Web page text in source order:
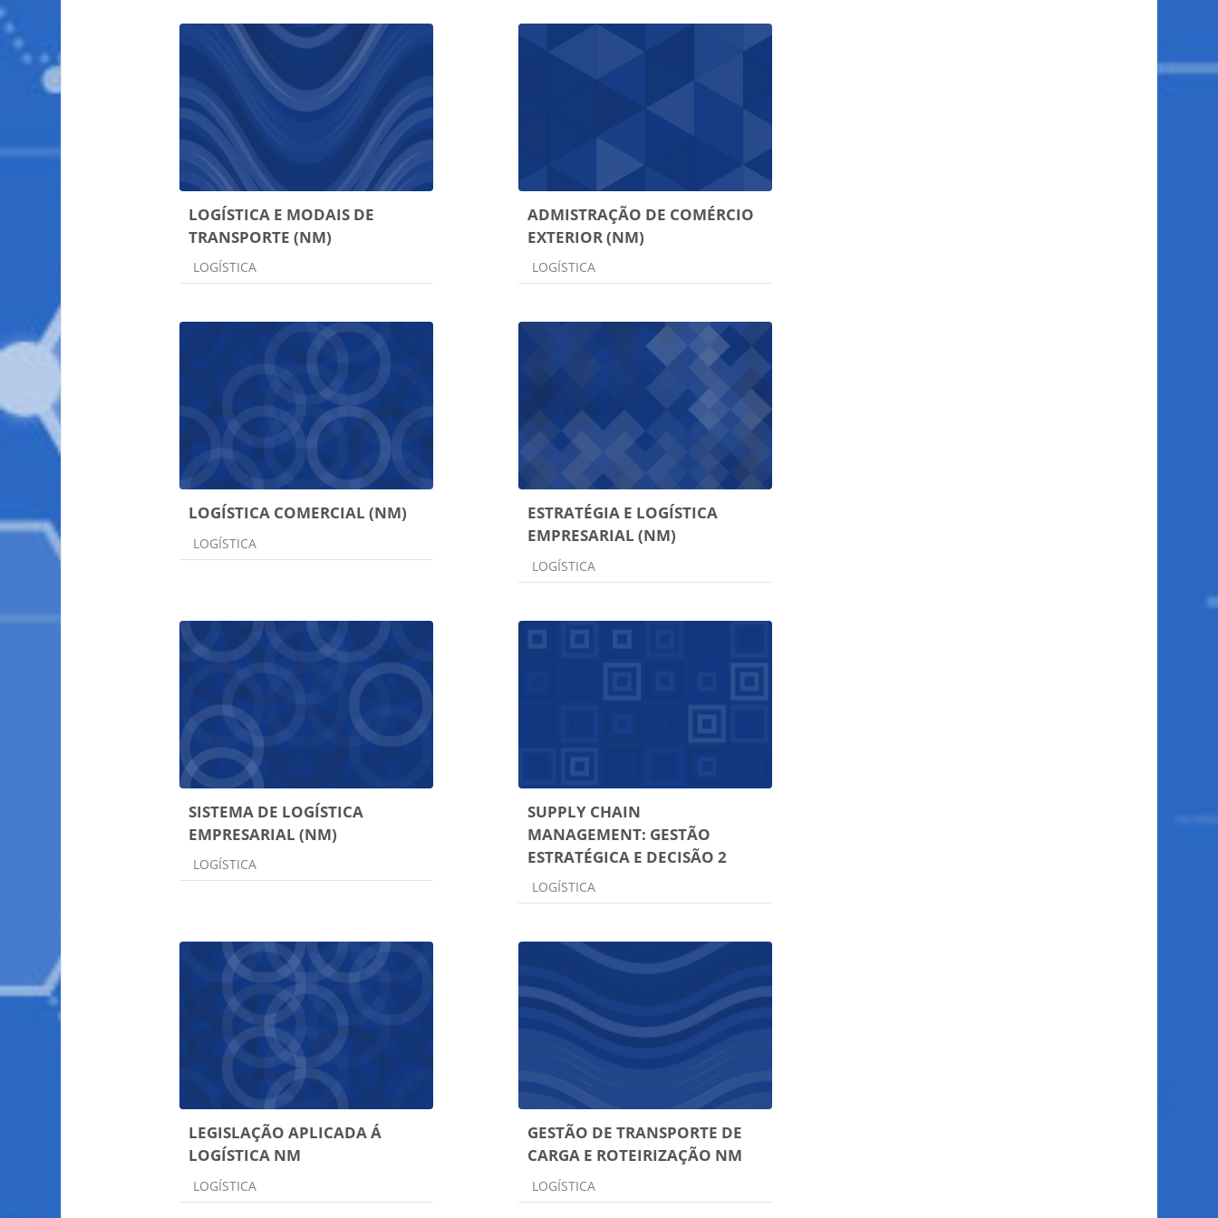
LOGÍSTICA E MODAIS DE
TRANSPORTE (NM)
Categoria do curso
LOGÍSTICA
ADMISTRAÇÃO DE COMÉRCIO
EXTERIOR (NM)
Categoria do curso
LOGÍSTICA
LOGÍSTICA COMERCIAL (NM)
Categoria do curso
LOGÍSTICA
ESTRATÉGIA E LOGÍSTICA
EMPRESARIAL (NM)
Categoria do curso
LOGÍSTICA
SISTEMA DE LOGÍSTICA
EMPRESARIAL (NM)
Categoria do curso
LOGÍSTICA
SUPPLY CHAIN
MANAGEMENT: GESTÃO
ESTRATÉGICA E DECISÃO 2
Categoria do curso
LOGÍSTICA
LEGISLAÇÃO APLICADA Á
LOGÍSTICA NM
Categoria do curso
LOGÍSTICA
GESTÃO DE TRANSPORTE DE
CARGA E ROTEIRIZAÇÃO NM
Categoria do curso
LOGÍSTICA